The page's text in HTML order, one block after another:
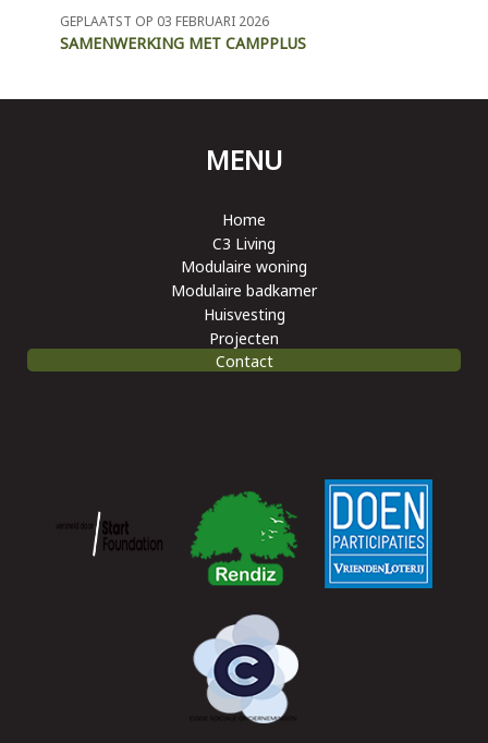
GEPLAATST OP 03 FEBRUARI 2026
SAMENWERKING MET CAMPPLUS
MENU
Home
C3 Living
Modulaire woning
Modulaire badkamer
Huisvesting
Projecten
Contact